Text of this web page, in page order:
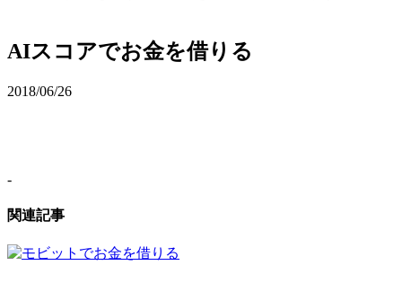
AIスコアでお金を借りる
2018/06/26
-
関連記事